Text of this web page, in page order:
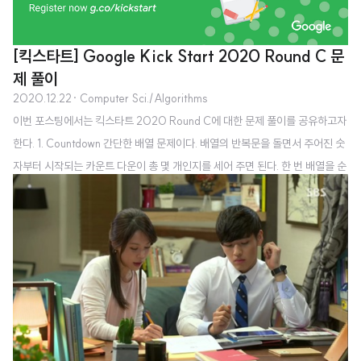
[킥스타트] Google Kick Start 2020 Round C 문
제 풀이
2020.12.22 · Computer Sci./Algorithms
이번 포스팅에서는 킥스타트 2020 Round C에 대한 문제 풀이를 공유하고자
한다. 1. Countdown 간단한 배열 문제이다. 배열의 반복문을 돌면서 주어진 숫
자부터 시작되는 카운트 다운이 총 몇 개인지를 세어 주면 된다. 한 번 배열을 순
환해서 답을 구할 수 있기 때문에 시간복잡도는 O(N). 2. Stable Wall 그래프
개념을 가지고 풀어야 하는 조금 까다로운 문제이다. 나의 경우 다른 사람의 풀
이를 조금 참고하면서 풀었다. 문제를 이해하는 것 부터 쉽지가 않았던 것 같다.
위상 정렬(topological sort)과 DFS를 사용하였다. N개의 폴리노미노(polyn
omino)가 있고 이것들이 stable한 경우, 즉 각각의 폴리노미노가 바닥에 붙어
있거나, 다른 폴리노미노 위에 올라타 ..